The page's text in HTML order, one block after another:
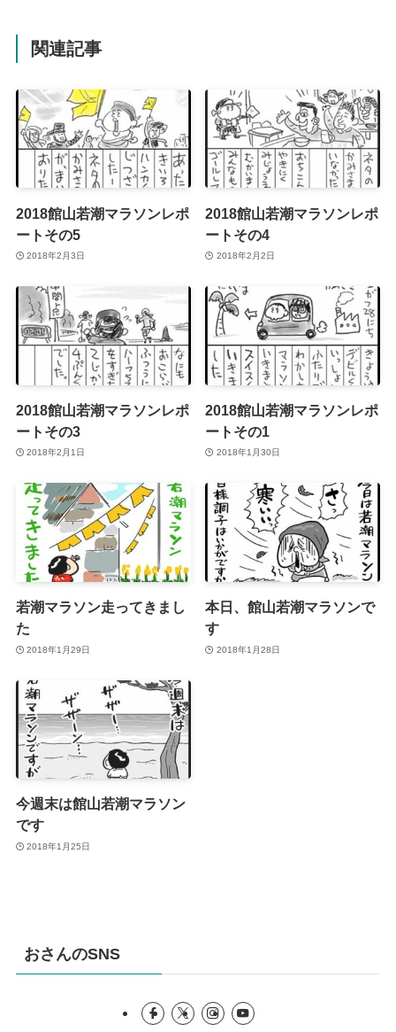
関連記事
2018館山若潮マラソンレポ
ートその5
2018年2月3日
2018館山若潮マラソンレポ
ートその4
2018年2月2日
2018館山若潮マラソンレポ
ートその3
2018年2月1日
2018館山若潮マラソンレポ
ートその1
2018年1月30日
若潮マラソン走ってきまし
た
2018年1月29日
本日、館山若潮マラソンで
す
2018年1月28日
今週末は館山若潮マラソン
です
2018年1月25日
おさんのSNS